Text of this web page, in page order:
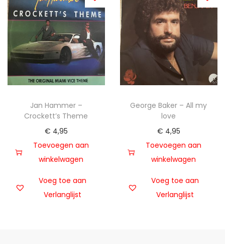
Jan Hammer –
Crockett’s Theme
€ 4,95
Toevoegen aan
winkelwagen
Voeg toe aan
Verlanglijst
George Baker – All my
love
€ 4,95
Toevoegen aan
winkelwagen
Voeg toe aan
Verlanglijst